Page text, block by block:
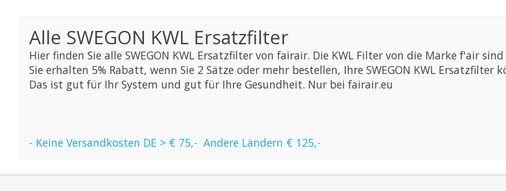
Alle SWEGON KWL Ersatzfilter
Hier finden Sie alle SWEGON KWL Ersatzfilter von fairair. Die KWL Filter von die Marke f'air
Sie erhalten 5% Rabatt, wenn Sie 2 Sätze oder mehr bestellen, Ihre SWEGON KWL
Das ist gut für Ihr System und gut für Ihre Gesundheit. Nur bei fairair.eu
- Keine Versandkosten DE > € 75,- Andere Ländern € 125,-